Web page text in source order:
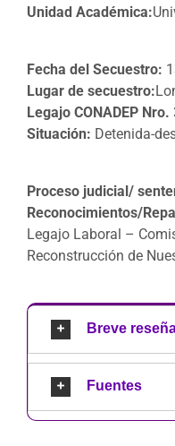
Unidad Académica:
Fecha del Secuestro:
Lugar de secuestro:
Legajo CONADEP Nro.
Situación: Detenida-
Proceso judicial/
Reconocimientos/
Legajo Laboral –
Reconstrucción de
Breve
Fuentes